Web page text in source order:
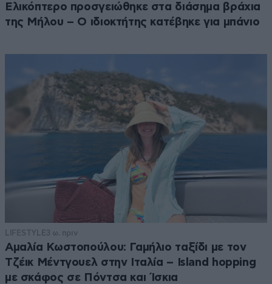
Ελικόπτερο προσγειώθηκε στα διάσημα βράχια
της Μήλου – Ο ιδιοκτήτης κατέβηκε για μπάνιο
LIFESTYLE3 ω. πριν
Αμαλία Κωστοπούλου: Γαμήλιο ταξίδι με τον
Τζέικ Μέντγουελ στην Ιταλία – Island hopping
με σκάφος σε Πόντσα και Ίσκια